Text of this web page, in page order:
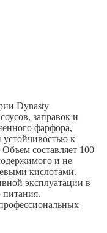
Dynasty
заправок и
фарфора,
устойчивостью к
составляет 100
и не
кислотами.
эксплуатации в
питания.